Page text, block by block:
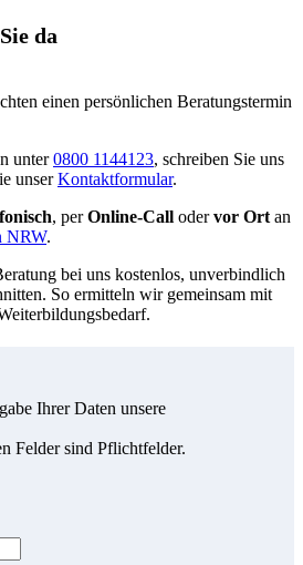
da
einen persönlichen Beratungstermin
unter0800 1144123, schreiben Sie uns
unserKontaktformular.
, perOnline-Call odervor Ort an
NRW.
bei uns kostenlos, unverbindlich
So ermitteln wir gemeinsam mit
Ihrer Daten unsere
Felder sind Pflichtfelder.